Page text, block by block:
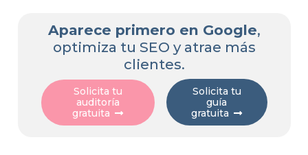
Aparece primero en Google,
optimiza tu SEO y atrae más
clientes.
Solicita tu
auditoría
gratuita
Solicita tu
guía
gratuita